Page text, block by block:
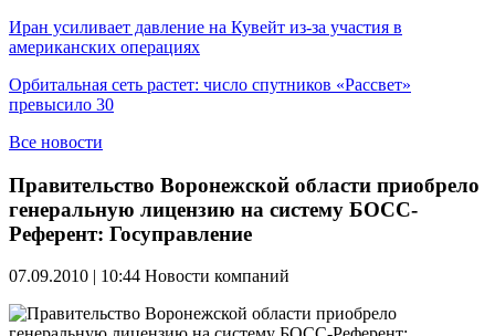
Иран усиливает давление на Кувейт из-за участия в
американских операциях
Орбитальная сеть растет: число спутников «Рассвет»
превысило 30
Все новости
Правительство Воронежской области приобрело
генеральную лицензию на систему БОСС-
Референт: Госуправление
07.09.2010 | 10:44 Новости компаний